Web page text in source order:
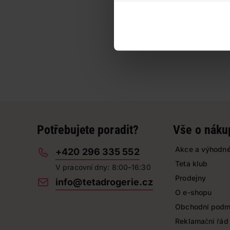
Potřebujete poradit?
+420 296 335 552
V pracovní dny: 8:00–16:30
info@tetadrogerie.cz
Vše o
Akce a
Teta klub
Prodejny
O e-shopu
Obchodní
Reklamační řád